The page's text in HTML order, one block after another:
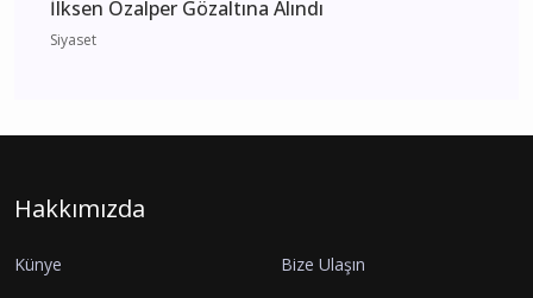
İlksen Özalper Gözaltına Alındı
Siyaset
Hakkımızda
Künye Bize Ulaşın